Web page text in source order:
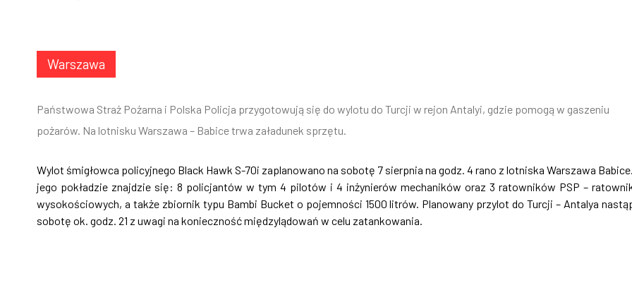
Warszawa
Państwowa Straż Pożarna i Polska Policja przygotowują się do wylotu do Turcji w rejon Antalyi, gdzie pomogą w gaszeniu
pożarów. Na lotnisku Warszawa – Babice trwa załadunek sprzętu.
Wylot śmigłowca policyjnego Black Hawk S-70i zaplanowano na sobotę 7 sierpnia na godz. 4 rano z lotniska Warszawa
jego pokładzie znajdzie się: 8 policjantów w tym 4 pilotów i 4 inżynierów mechaników oraz 3 ratowników PSP –
wysokościowych, a także zbiornik typu Bambi Bucket o pojemności 1500 litrów. Planowany przylot do Turcji – Antalya
sobotę ok. godz. 21 z uwagi na konieczność międzylądowań w celu zatankowania.